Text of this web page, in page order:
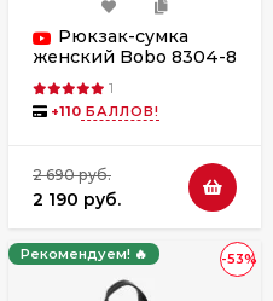
Рюкзак-сумка
женский Bobo 8304-8
1
+110 БАЛЛОВ!
2 690 руб.
2 190 руб.
-53%
Рекомендуем! 🔥